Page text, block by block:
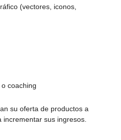
(vectores, iconos,
coaching
su oferta de productos a
incrementar sus ingresos.